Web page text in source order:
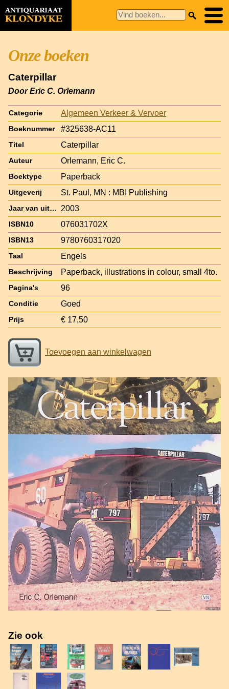
Onze boeken
Caterpillar
Door Eric C. Orlemann
Categorie Algemeen Verkeer & Vervoer
Boeknummer #325638-AC11
Titel Caterpillar
Auteur Orlemann, Eric C.
Boektype Paperback
Uitgeverij St. Paul, MN : MBI Publishing
Jaar van uitgave 2003
ISBN10 076031702X
ISBN13 9780760317020
Taal Engels
Beschrijving Paperback, illustrations in colour, small 4to.
Pagina's 96
Conditie Goed
Prijs € 17,50
Toevoegen aan winkelwagen
Zie ook